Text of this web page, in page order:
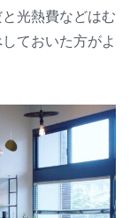
光熱費などはむ
ておいた方がよ